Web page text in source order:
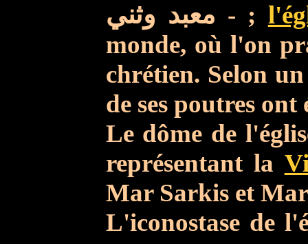
معبد وثني - ;
monde, où l'on
chrétien. Selon
de ses poutres ont
Le dôme de
représentant la
Mar Sarkis et
L'iconostase de